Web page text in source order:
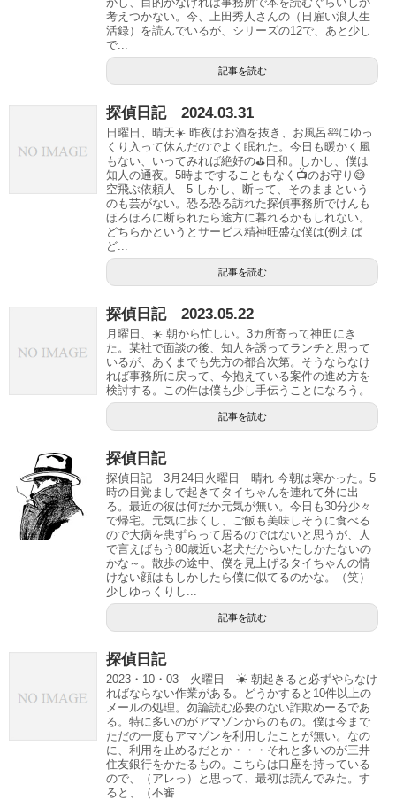
考えつかない。今、上田秀人さんの（日雇い浪人生
活録）を読んでいるが、シリーズの12で、あと少し
で...
記事を読む
探偵日記 2024.03.31
日曜日、晴天☀️ 昨夜はお酒を抜き、お風呂🛀にゆっ
くり入って休んだのでよく眠れた。今日も暖かく風
もない、いってみれば絶好の⛳️日和。しかし、僕は
知人の通夜。5時まですることもなく📺のお守り😅
空飛ぶ依頼人 5 しかし、断って、そのままという
のも芸がない。恐る恐る訪れた探偵事務所でけんも
ほろほろに断られたら途方に暮れるかもしれない。
どちらかというとサービス精神旺盛な僕は(例えば
ど...
記事を読む
探偵日記 2023.05.22
月曜日、☀️ 朝から忙しい。3カ所寄って神田にき
た。某社で面談の後、知人を誘ってランチと思って
いるが、あくまでも先方の都合次第。そうならなけ
れば事務所に戻って、今抱えている案件の進め方を
検討する。この件は僕も少し手伝うことになろう。
記事を読む
探偵日記
探偵日記 3月24日火曜日 晴れ 今朝は寒かった。5
時の目覚ましで起きてタイちゃんを連れて外に出
る。最近の彼は何だか元気が無い。今日も30分少々
で帰宅。元気に歩くし、ご飯も美味しそうに食べる
ので大病を患ずらって居るのではないと思うが、人
で言えばもう80歳近い老犬だからいたしかたないの
かな～。散歩の途中、僕を見上げるタイちゃんの情
けない顔はもしかしたら僕に似てるのかな。（笑）
少しゆっくりし...
記事を読む
探偵日記
2023・10・03 火曜日 ☀ 朝起きると必ずやらなけ
ればならない作業がある。どうかすると10件以上の
メールの処理。勿論読む必要のない詐欺めーるであ
る。特に多いのがアマゾンからのもの。僕は今まで
ただの一度もアマゾンを利用したことが無い。なの
に、利用を止めるだとか・・・それと多いのが三井
住友銀行をかたるもの。こちらは口座を持っている
ので、（アレっ）と思って、最初は読んでみた。す
ると、（不審...